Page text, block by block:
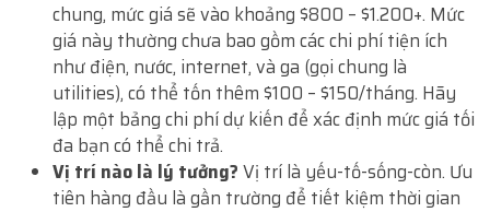
chung, mức giá sẽ vào khoảng $800 – $1.200+. Mức
giá này thường chưa bao gồm các chi phí tiện ích
như điện, nước, internet, và ga (gọi chung là
utilities), có thể tốn thêm $100 – $150/tháng. Hãy
lập một bảng chi phí dự kiến để xác định mức giá tối
đa bạn có thể chi trả.
Vị trí nào là lý tưởng? Vị trí là yếu-tố-sống-còn. Ưu
tiên hàng đầu là gần trường để tiết kiệm thời gian